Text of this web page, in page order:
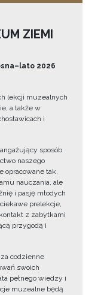
ZIEMI
2026
lekcji muzealnych
a także w
i
sposób
naszego
opracowane tak,
nauczania, ale
i pasję młodych
prelekcje,
z zabytkami
przygodą i
codzienne
swoich
pełnego wiedzy i
muzealne będą